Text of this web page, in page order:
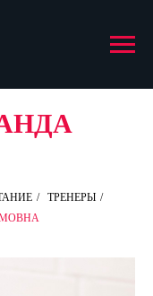
/ ТРЕНЕРЫ /